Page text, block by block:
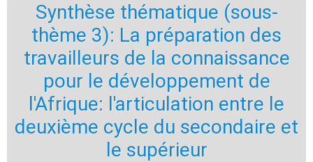
Synthèse thématique (sous-
thème 3): La préparation des
travailleurs de la connaissance
pour le développement de
l'Afrique: l'articulation entre le
deuxième cycle du secondaire et
le supérieur